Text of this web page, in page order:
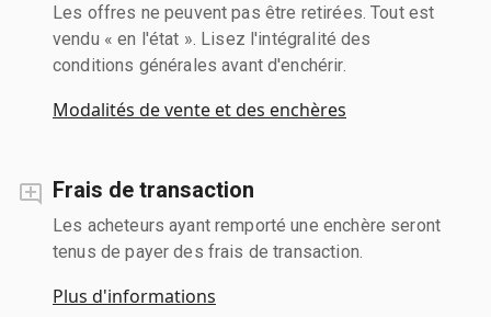
Les offres ne peuvent pas être retirées. Tout est
vendu « en l'état ». Lisez l'intégralité des
conditions générales avant d'enchérir.
Modalités de vente et des enchères
Frais de transaction
Les acheteurs ayant remporté une enchère seront
tenus de payer des frais de transaction.
Plus d'informations